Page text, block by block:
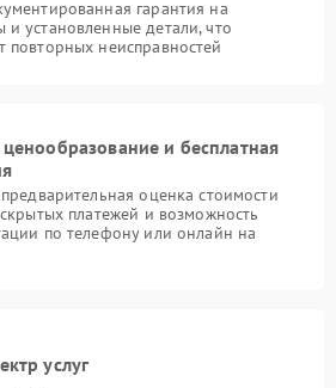
гарантия на
установленные детали, что
повторных неисправностей
и бесплатная
оценка стоимости
платежей и возможность
по телефону или онлайн на
услуг